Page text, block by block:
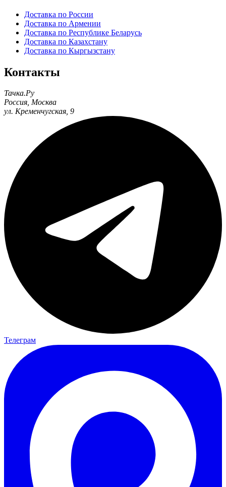
Доставка по России
Доставка по Армении
Доставка по Республике Беларусь
Доставка по Казахстану
Доставка по Кыргызстану
Контакты
Тачка.Ру
Россия, Москва
ул. Кременчугская, 9
Телеграм